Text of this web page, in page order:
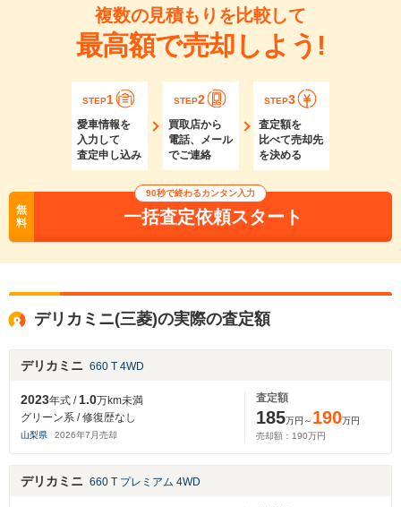
複数の見積もりを比較して
最高額で売却しよう!
STEP1
愛車情報を
入力して
査定申し込み
STEP2
買取店から
電話、メール
でご連絡
STEP3
査定額を
比べて売却先
を決める
無
料
90秒で終わるカンタン入力
一括査定依頼スタート
デリカミニ(三菱)の実際の査定額
デリカミニ 660 T 4WD
2023年式 /1.0万km未満
グリーン系 / 修復歴なし
山梨県 2026年7 月売却
査定額
185万円～ 190万円
売却額： 190万円
デリカミニ 660 T プレミアム 4WD